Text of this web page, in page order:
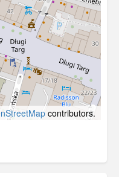
contributors.